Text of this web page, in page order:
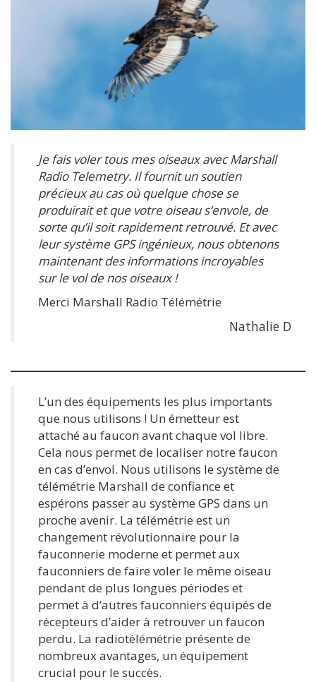
Je fais voler tous mes oiseaux avec Marshall
Radio Telemetry. Il fournit un soutien
précieux au cas où quelque chose se
produirait et que votre oiseau s’envole, de
sorte qu’il soit rapidement retrouvé. Et avec
leur système GPS ingénieux, nous obtenons
maintenant des informations incroyables
sur le vol de nos oiseaux !
Merci Marshall Radio Télémétrie
Nathalie D
L’un des équipements les plus importants
que nous utilisons ! Un émetteur est
attaché au faucon avant chaque vol libre.
Cela nous permet de localiser notre faucon
en cas d’envol. Nous utilisons le système de
télémétrie Marshall de confiance et
espérons passer au système GPS dans un
proche avenir. La télémétrie est un
changement révolutionnaire pour la
fauconnerie moderne et permet aux
fauconniers de faire voler le même oiseau
pendant de plus longues périodes et
permet à d’autres fauconniers équipés de
récepteurs d’aider à retrouver un faucon
perdu. La radiotélémétrie présente de
nombreux avantages, un équipement
crucial pour le succès.